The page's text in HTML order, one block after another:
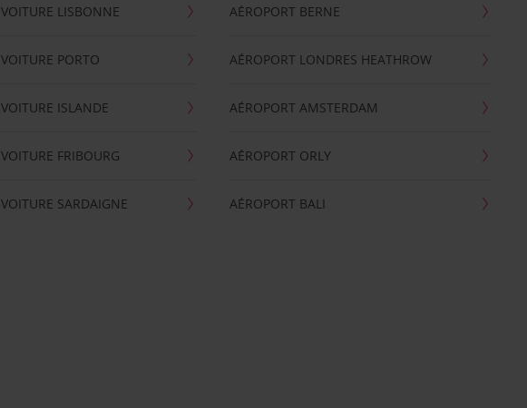
LISBONNE
PORTO
ISLANDE
FRIBOURG
SARDAIGNE
AÉROPORT BERNE
AÉROPORT LONDRES HEATHROW
AÉROPORT AMSTERDAM
AÉROPORT ORLY
AÉROPORT BALI